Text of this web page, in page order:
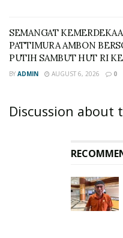
SEMANGAT
PATTIMURA AMBON
PUTIH SAMBUT HUT RI
BY ADMIN AUGUST 6, 2026 0
Discussion about